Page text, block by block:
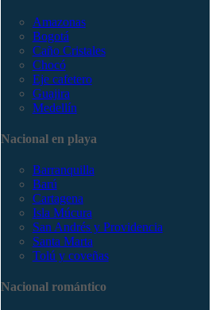
Amazonas
Bogotá
Caño Cristales
Chocó
Eje cafetero
Guajira
Medellín
Nacional en playa
Barranquilla
Barú
Cartagena
Isla Múcura
San Andrés y Providencia
Santa Marta
Tolú y coveñas
Nacional romántico